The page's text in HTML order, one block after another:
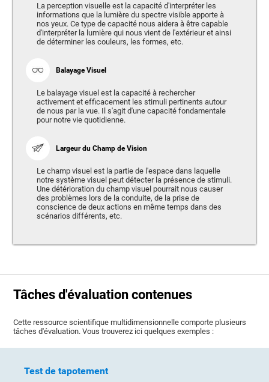
La perception visuelle est la capacité d'interpréter les
informations que la lumière du spectre visible apporte à
nos yeux. Ce type de capacité nous aidera à être capable
d'interpréter la lumière qui nous vient de l'extérieur et ainsi
de déterminer les couleurs, les formes, etc.
Balayage Visuel
Le balayage visuel est la capacité à rechercher
activement et efficacement les stimuli pertinents autour
de nous par la vue. Il s'agit d'une capacité fondamentale
pour notre vie quotidienne.
Largeur du Champ de Vision
Le champ visuel est la partie de l'espace dans laquelle
notre système visuel peut détecter la présence de stimuli.
Une détérioration du champ visuel pourrait nous causer
des problèmes lors de la conduite, de la prise de
conscience de deux actions en même temps dans des
scénarios différents, etc.
Tâches d'évaluation contenues
Cette ressource scientifique multidimensionnelle comporte plusieurs
tâches d'évaluation. Vous trouverez ici quelques exemples :
Test de tapotement